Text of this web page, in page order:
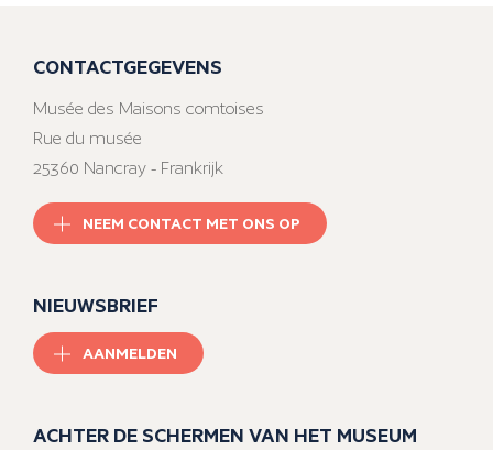
CONTACTGEGEVENS
Musée des Maisons comtoises
Rue du musée
25360 Nancray - Frankrijk
NEEM CONTACT MET ONS OP
NIEUWSBRIEF
AANMELDEN
ACHTER DE SCHERMEN VAN HET MUSEUM